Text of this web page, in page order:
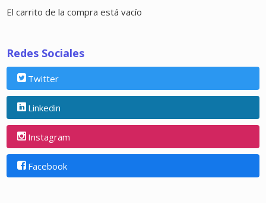
El carrito de la compra está vacío
Redes Sociales
Twitter
Linkedin
Instagram
Facebook